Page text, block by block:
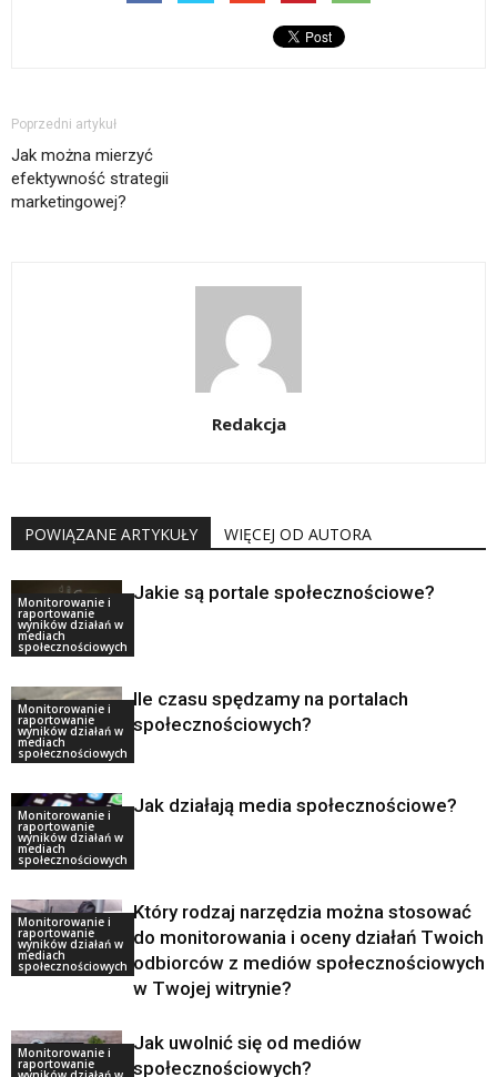
Poprzedni artykuł
Jak można mierzyć
efektywność strategii
marketingowej?
Redakcja
POWIĄZANE ARTYKUŁY WIĘCEJ OD AUTORA
Monitorowanie i
raportowanie
wyników działań w
mediach
społecznościowych
Jakie są portale społecznościowe?
Monitorowanie i
raportowanie
wyników działań w
mediach
społecznościowych
Ile czasu spędzamy na portalach
społecznościowych?
Monitorowanie i
raportowanie
wyników działań w
mediach
społecznościowych
Jak działają media społecznościowe?
Monitorowanie i
raportowanie
wyników działań w
mediach
społecznościowych
Który rodzaj narzędzia można stosować
do monitorowania i oceny działań Twoich
odbiorców z mediów społecznościowych
w Twojej witrynie?
Monitorowanie i
raportowanie
Jak uwolnić się od mediów
społecznościowych?